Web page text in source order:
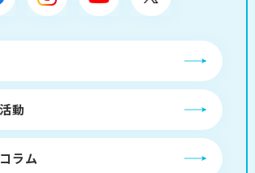
動
ラム